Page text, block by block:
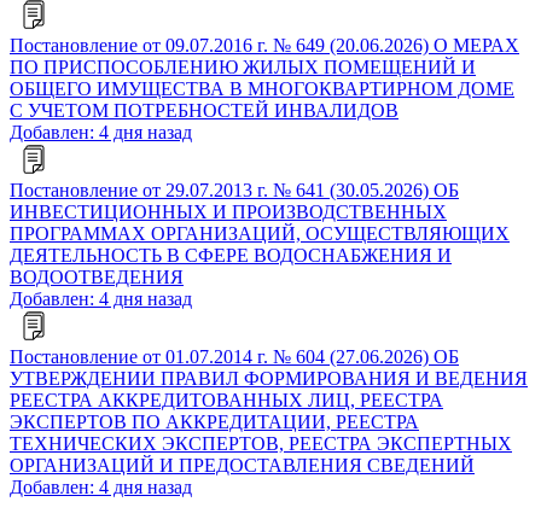
Постановление от 09.07.2016 г. № 649 (20.06.2026) О МЕРАХ
ПО ПРИСПОСОБЛЕНИЮ ЖИЛЫХ ПОМЕЩЕНИЙ И
ОБЩЕГО ИМУЩЕСТВА В МНОГОКВАРТИРНОМ ДОМЕ
С УЧЕТОМ ПОТРЕБНОСТЕЙ ИНВАЛИДОВ
Добавлен: 4 дня назад
Постановление от 29.07.2013 г. № 641 (30.05.2026) ОБ
ИНВЕСТИЦИОННЫХ И ПРОИЗВОДСТВЕННЫХ
ПРОГРАММАХ ОРГАНИЗАЦИЙ, ОСУЩЕСТВЛЯЮЩИХ
ДЕЯТЕЛЬНОСТЬ В СФЕРЕ ВОДОСНАБЖЕНИЯ И
ВОДООТВЕДЕНИЯ
Добавлен: 4 дня назад
Постановление от 01.07.2014 г. № 604 (27.06.2026) ОБ
УТВЕРЖДЕНИИ ПРАВИЛ ФОРМИРОВАНИЯ И ВЕДЕНИЯ
РЕЕСТРА АККРЕДИТОВАННЫХ ЛИЦ, РЕЕСТРА
ЭКСПЕРТОВ ПО АККРЕДИТАЦИИ, РЕЕСТРА
ТЕХНИЧЕСКИХ ЭКСПЕРТОВ, РЕЕСТРА ЭКСПЕРТНЫХ
ОРГАНИЗАЦИЙ И ПРЕДОСТАВЛЕНИЯ СВЕДЕНИЙ
Добавлен: 4 дня назад